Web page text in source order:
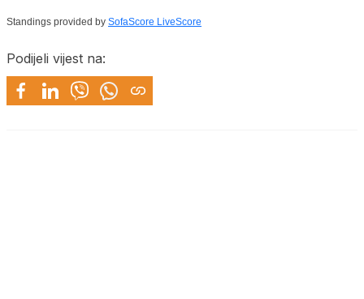
Standings provided by SofaScore LiveScore
Podijeli vijest na: